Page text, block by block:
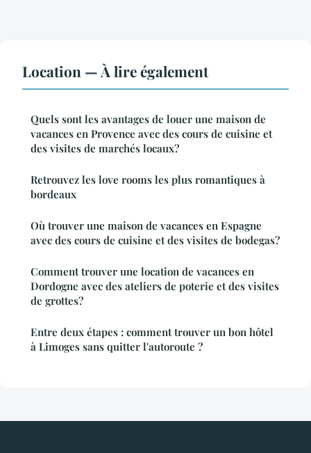
Location — À lire également
Quels sont les avantages de louer une maison de
vacances en Provence avec des cours de cuisine et
des visites de marchés locaux?
Retrouvez les love rooms les plus romantiques à
bordeaux
Où trouver une maison de vacances en Espagne
avec des cours de cuisine et des visites de bodegas?
Comment trouver une location de vacances en
Dordogne avec des ateliers de poterie et des visites
de grottes?
Entre deux étapes : comment trouver un bon hôtel
à Limoges sans quitter l'autoroute ?